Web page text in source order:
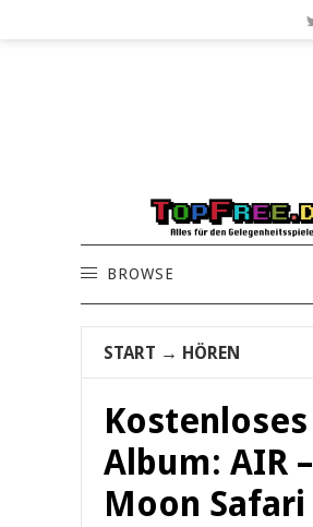
BROWSE
START → HÖREN
Kostenloses
Album: AIR –
Moon Safari